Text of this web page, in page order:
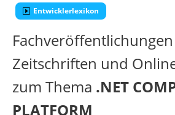
Entwicklerlexikon
Zeitschriften und
zum Thema .NET
PLATFORM